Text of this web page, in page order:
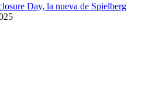
Day, la nueva de Spielberg